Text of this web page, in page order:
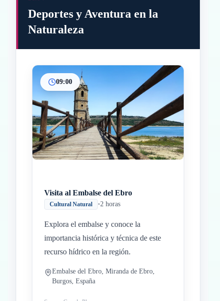
Paradas intermedias
Final
Deportes y Aventura en la
Naturaleza
09:00
Visita al Embalse del Ebro
Cultural Natural •2 horas
Explora el embalse y conoce la
importancia histórica y técnica de este
recurso hídrico en la región.
Embalse del Ebro, Miranda de Ebro,
Burgos, España